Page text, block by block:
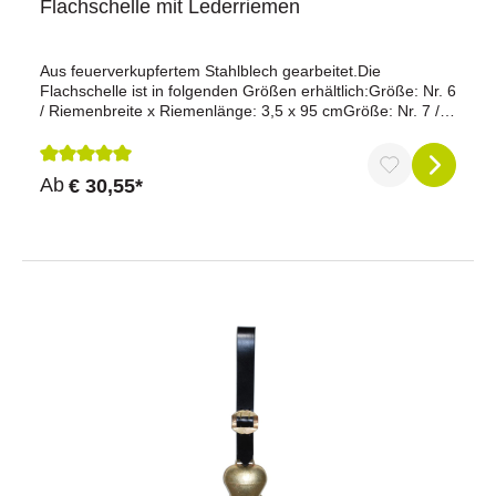
Flachschelle mit Lederriemen
Aus feuerverkupfertem Stahlblech gearbeitet.Die
Flachschelle ist in folgenden Größen erhältlich:Größe: Nr. 6
/ Riemenbreite x Riemenlänge: 3,5 x 95 cmGröße: Nr. 7 /
8 / Riemenbreite x Riemenlänge: 5,0 cm x 115,0 cmGröße:
Nr. 9 / Riemenbreite x Riemenlänge: 6,0 cm x 125,0
cmGröße: Nr.10 / Riemenbreite x Riemenlänge: 6,0 cm x
Durchschnittliche Bewertung von 5 von 5 Sternen
Ab € 30,55*